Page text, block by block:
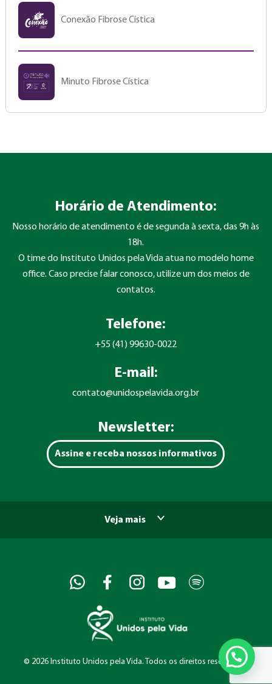
Conexão Fibrose Cística
Minuto Fibrose Cística
Horário de Atendimento:
Nosso horário de atendimento é de segunda à sexta, das 9h às
18h.
O time do Instituto Unidos pela Vida atua no modelo home
office. Caso precise falar conosco, utilize um dos meios de
contatos.
Telefone:
+55 (41) 99630-0022
E-mail:
contato@unidospelavida.org.br
Newsletter:
Assine e receba nossos informativos
Veja mais
© 2026 Instituto Unidos pela Vida. Todos os direitos reservados.